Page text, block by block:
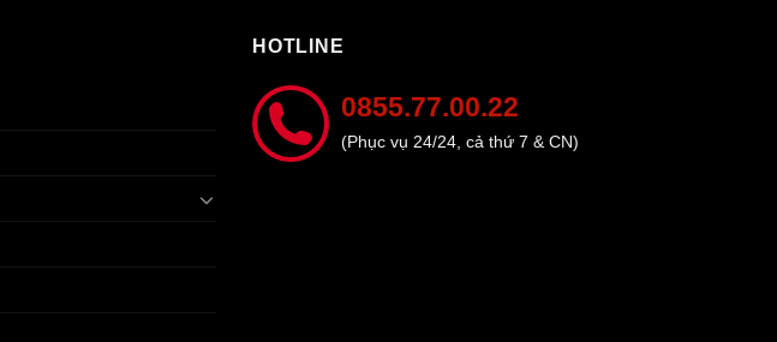
HOTLINE
0855.77.00.22
(Phục vụ 24/24, cả thứ 7 & CN)